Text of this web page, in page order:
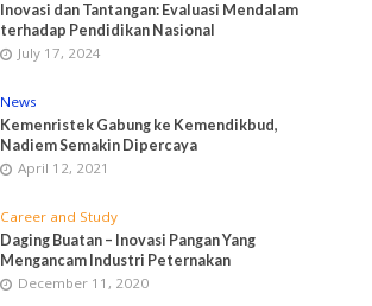
Inovasi dan Tantangan: Evaluasi Mendalam
terhadap Pendidikan Nasional
July 17, 2024
News
Kemenristek Gabung ke Kemendikbud,
Nadiem Semakin Dipercaya
April 12, 2021
Career and Study
Daging Buatan – Inovasi Pangan Yang
Mengancam Industri Peternakan
December 11, 2020